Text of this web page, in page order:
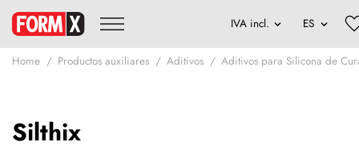
Home Productos auxiliares Aditivos Aditivos para Silicona de
Silthix